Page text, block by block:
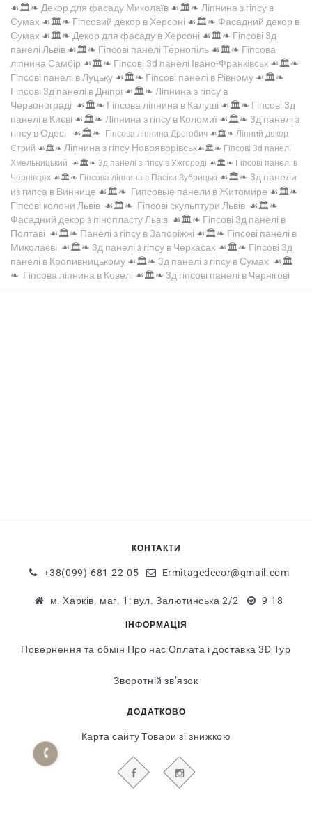
☙🏛️❧ Декор для фасаду Миколаїв ☙🏛️❧ Ліпнина з гіпсу в
Сумах ☙🏛️❧ Гіпсовий декор в Херсоні ☙🏛️❧ Фасадний декор в
Сумах ☙🏛️❧ Декор для фасаду в Херсоні ☙🏛️❧ Гіпсові 3д
панелі Львів ☙🏛️❧ Гіпсові панелі Тернопіль ☙🏛️❧ Гіпсова
ліпнина Самбір ☙🏛️❧ Гіпсові 3d панелі Івано-Франківськ ☙🏛️❧
Гіпсові панелі в Луцьку ☙🏛️❧ Гіпсові панелі в Рівному ☙🏛️❧
Гіпсові 3д панелі в Дніпрі ☙🏛️❧ Ліпнина з гіпсу в
Червонограді ☙🏛️❧ Гіпсова ліпнина в Калуші ☙🏛️❧ Гіпсові 3д
панелі в Києві ☙🏛️❧ Ліпнина з гіпсу в Коломиї ☙🏛️❧ 3д панелі з
гіпсу в Одесі ☙🏛️❧ Гіпсова ліпнина Дрогобич ☙🏛️❧ Ліпний декор
Стрий ☙🏛️❧ Ліпнина з гіпсу Новояворівськ☙🏛️❧ Гіпсові 3d панелі
Хмельницький ☙🏛️❧ 3д панелі з гіпсу в Ужгороді ☙🏛️❧ Гіпсові панелі в
Чернівцях ☙🏛️❧ Гіпсова ліпнина в Пасіки-Зубрицькі ☙🏛️❧ 3д панели
из гипса в Виннице ☙🏛️❧ Гипсовые панели в Житомире ☙🏛️❧
Гіпсові колони Львів ☙🏛️❧ Гіпсові скульптури Львів ☙🏛️❧
Фасадний декор з пінопласту Львів ☙🏛️❧ Гіпсові 3д панелі в
Полтаві ☙🏛️❧ Панелі з гіпсу в Запоріжжі ☙🏛️❧ Гіпсові панелі в
Миколаєві ☙🏛️❧ 3д панелі з гіпсу в Черкасах ☙🏛️❧ Гіпсові 3д
панелі в Кропивницькому ☙🏛️❧ 3д панелі з гіпсу в Сумах ☙🏛️
❧ Гіпсова ліпнина в Ковелі ☙🏛️❧ 3д гіпсові панелі в Чернігові
КОНТАКТИ
+38(099)-681-22-05 Ermitagedecor@gmail.com
м. Харків. маг. 1: вул. Залютинська 2/2 9-18
ІНФОРМАЦІЯ
Повернення та обмін Про нас Оплата і доставка 3D Тур
Зворотній зв’язок
ДОДАТКОВО
Карта сайту Товари зі знижкою